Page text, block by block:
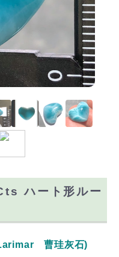
ハート形ルー
曹珪灰石)